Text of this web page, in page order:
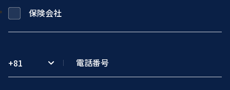
保険会社
+81